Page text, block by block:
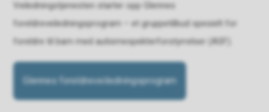
Veiledningstjenesten starter opp Glennes
foreldreveiledningsprogram – et gruppetilbud spesielt for
foreldre til barn med autismespekterforstyrrelser (ASF).
Glennes foreldreveiledningsprogram